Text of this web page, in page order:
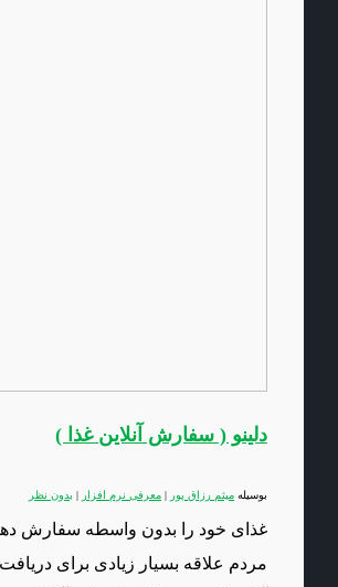
دلینو ( سفارش آنلاین غذا )
میثم رزاق پور |معرفی نرم افزار | بدون نظر
غذای خود را بدون واسطه سفارش دهید !
مردم علاقه بسیار زیادی برای دریافت